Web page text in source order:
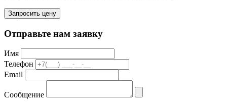
Запросить цену
Отправьте нам заявку
Имя
Телефон
Email
Сообщение